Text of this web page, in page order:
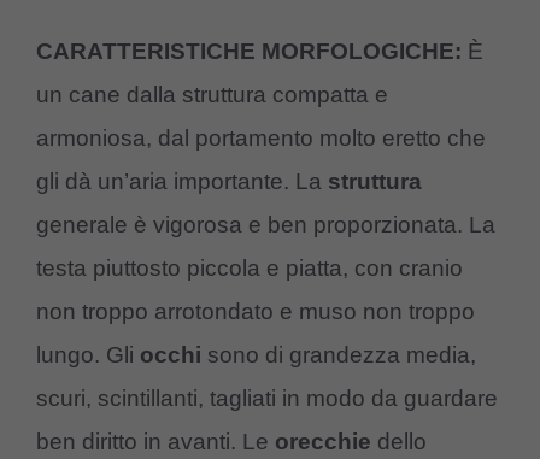
CARATTERISTICHE MORFOLOGICHE: È
un cane dalla struttura compatta e
armoniosa, dal portamento molto eretto che
gli dà un’aria importante. La struttura
generale è vigorosa e ben proporzionata. La
testa piuttosto piccola e piatta, con cranio
non troppo arrotondato e muso non troppo
lungo. Gli occhi sono di grandezza media,
scuri, scintillanti, tagliati in modo da guardare
ben diritto in avanti. Le orecchie dello